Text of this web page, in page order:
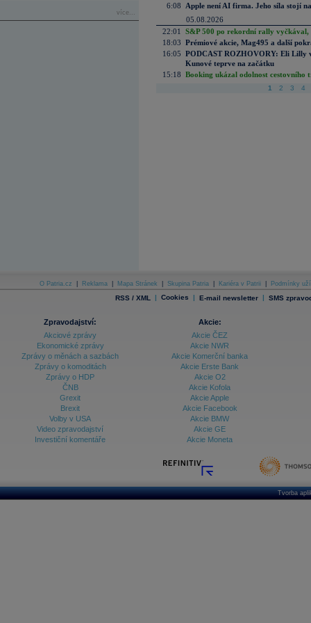
více...
6:08
Apple není AI firma. Jeho síla stojí
05.08.2026
22:01
S&P 500 po rekordní rally vyčkával,
18:03 Prémiové akcie, Mag495 a další
16:05 PODCAST ROZHOVORY: Eli Lilly
Kunové teprve na začátku
15:18 Booking ukázal odolnost cestovního
1 2 3 4
O Patria.cz Reklama Mapa Stránek Skupina Patria Kariéra v Patrii Podmínky
RSS / XML | Cookies | E-mail newsletter | SMS
Zpravodajství:
Akciové zprávy
Ekonomické zprávy
Zprávy o měnách a sazbách
Zprávy o komoditách
Zprávy o HDP
ČNB
Grexit
Brexit
Volby v USA
Video zpravodajství
Investiční komentáře
Akcie:
Akcie ČEZ
Akcie NWR
Akcie Komerční banka
Akcie Erste Bank
Akcie O2
Akcie Kofola
Akcie Apple
Akcie Facebook
Akcie BMW
Akcie GE
Akcie Moneta
Tvorba